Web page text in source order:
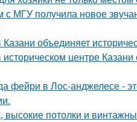
МГУ получила новое
объединяет
центре
фейри в Лос-анджелесе -
высокие потолки и